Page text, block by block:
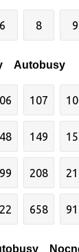
6 8 9
Autobusy
107
149
208
658